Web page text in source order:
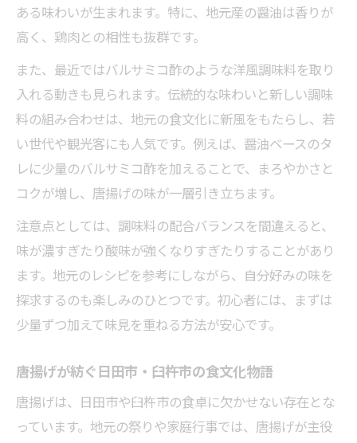
ある味わいが生まれます。特に、地元産の醤油は香りが
高く、鶏肉との相性も抜群です。
また、最近ではバルサミコ酢のような洋風調味料を取り
入れる動きも見られます。伝統的な味わいと新しい調味
料の組み合わせは、地元の食文化に新風をもたらし、若
い世代や観光客にも人気です。例えば、醤油ベースのタ
レに少量のバルサミコ酢を加えることで、まろやかさと
コクが増し、唐揚げの味が一層引き立ちます。
注意点としては、調味料の配合バランスを間違えると、
味が濃すぎたり酸味が強くなりすぎたりすることがあり
ます。地元のレシピを参考にしながら、自分好みの味を
探求するのも楽しみのひとつです。初心者には、まずは
少量ずつ加えて味見を重ねる方法が安心です。
唐揚げが紡ぐ日田市・臼杵市の食文化物語
唐揚げは、日田市や臼杵市の食卓に欠かせない存在とな
っています。地元の祭りや家庭行事では、唐揚げが主役